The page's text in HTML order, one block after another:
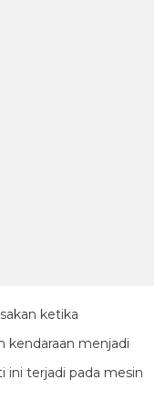
ketika
kendaraan menjadi
ini terjadi pada mesin